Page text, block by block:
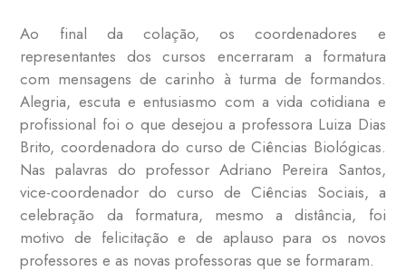
Ao final da colação, os coordenadores e
representantes dos cursos encerraram a formatura
com mensagens de carinho à turma de formandos.
Alegria, escuta e entusiasmo com a vida cotidiana e
profissional foi o que desejou a professora Luiza Dias
Brito, coordenadora do curso de Ciências Biológicas.
Nas palavras do professor Adriano Pereira Santos,
vice-coordenador do curso de Ciências Sociais, a
celebração da formatura, mesmo a distância, foi
motivo de felicitação e de aplauso para os novos
professores e as novas professoras que se formaram.